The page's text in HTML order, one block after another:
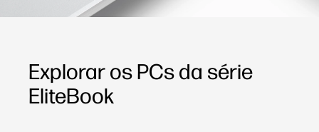
Explorar os PCs da série
EliteBook